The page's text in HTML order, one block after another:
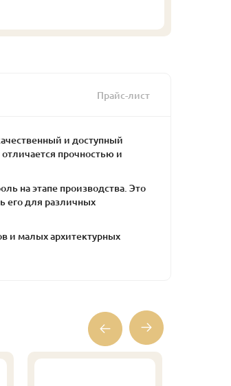
Прайс-лист
и доступный
прочностью и
на этапе производства. Это
его для различных
и малых архитектурных